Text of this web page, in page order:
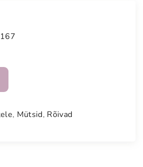
, Mütsid, Rõivad